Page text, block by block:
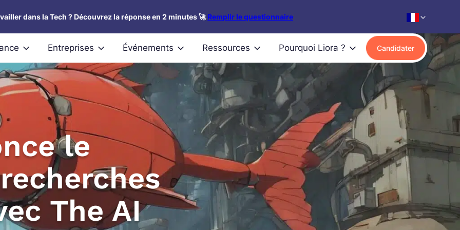
dans la Tech ? Découvrez la réponse en 2 minutes 🚀Remplir le questionnaire
Entreprises Événements Ressources Pourquoi Liora ? Candidater
le
The AI